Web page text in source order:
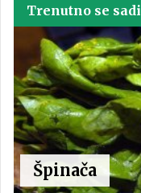
Trenutno se sadi
Špinača